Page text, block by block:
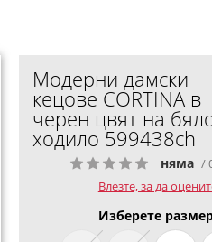
Модерни дамски
кецове CORTINA в
черен цвят на
ходило 599438ch
няма /
Влезте, за да
Изберете